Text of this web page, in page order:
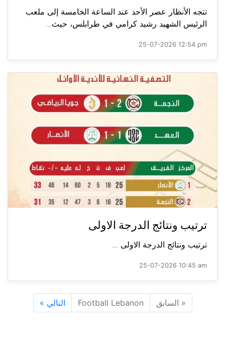
تتجه الأنظار عصر الأحد عند الساعة الخامسة إلى ملعب
الرئيس الشهيد رشيد كرامي في طرابلس، حيث...
25-07-2026 12:54 pm
ترتيب ونتائج الدرجة الاولى
ترتيب ونتائج الدرجة الاولى ...
25-07-2026 10:45 am
« السابق Football Lebanon التالي »